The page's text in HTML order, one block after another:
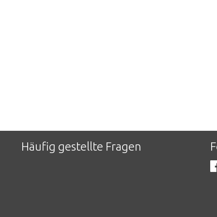
Häufig gestellte Fragen